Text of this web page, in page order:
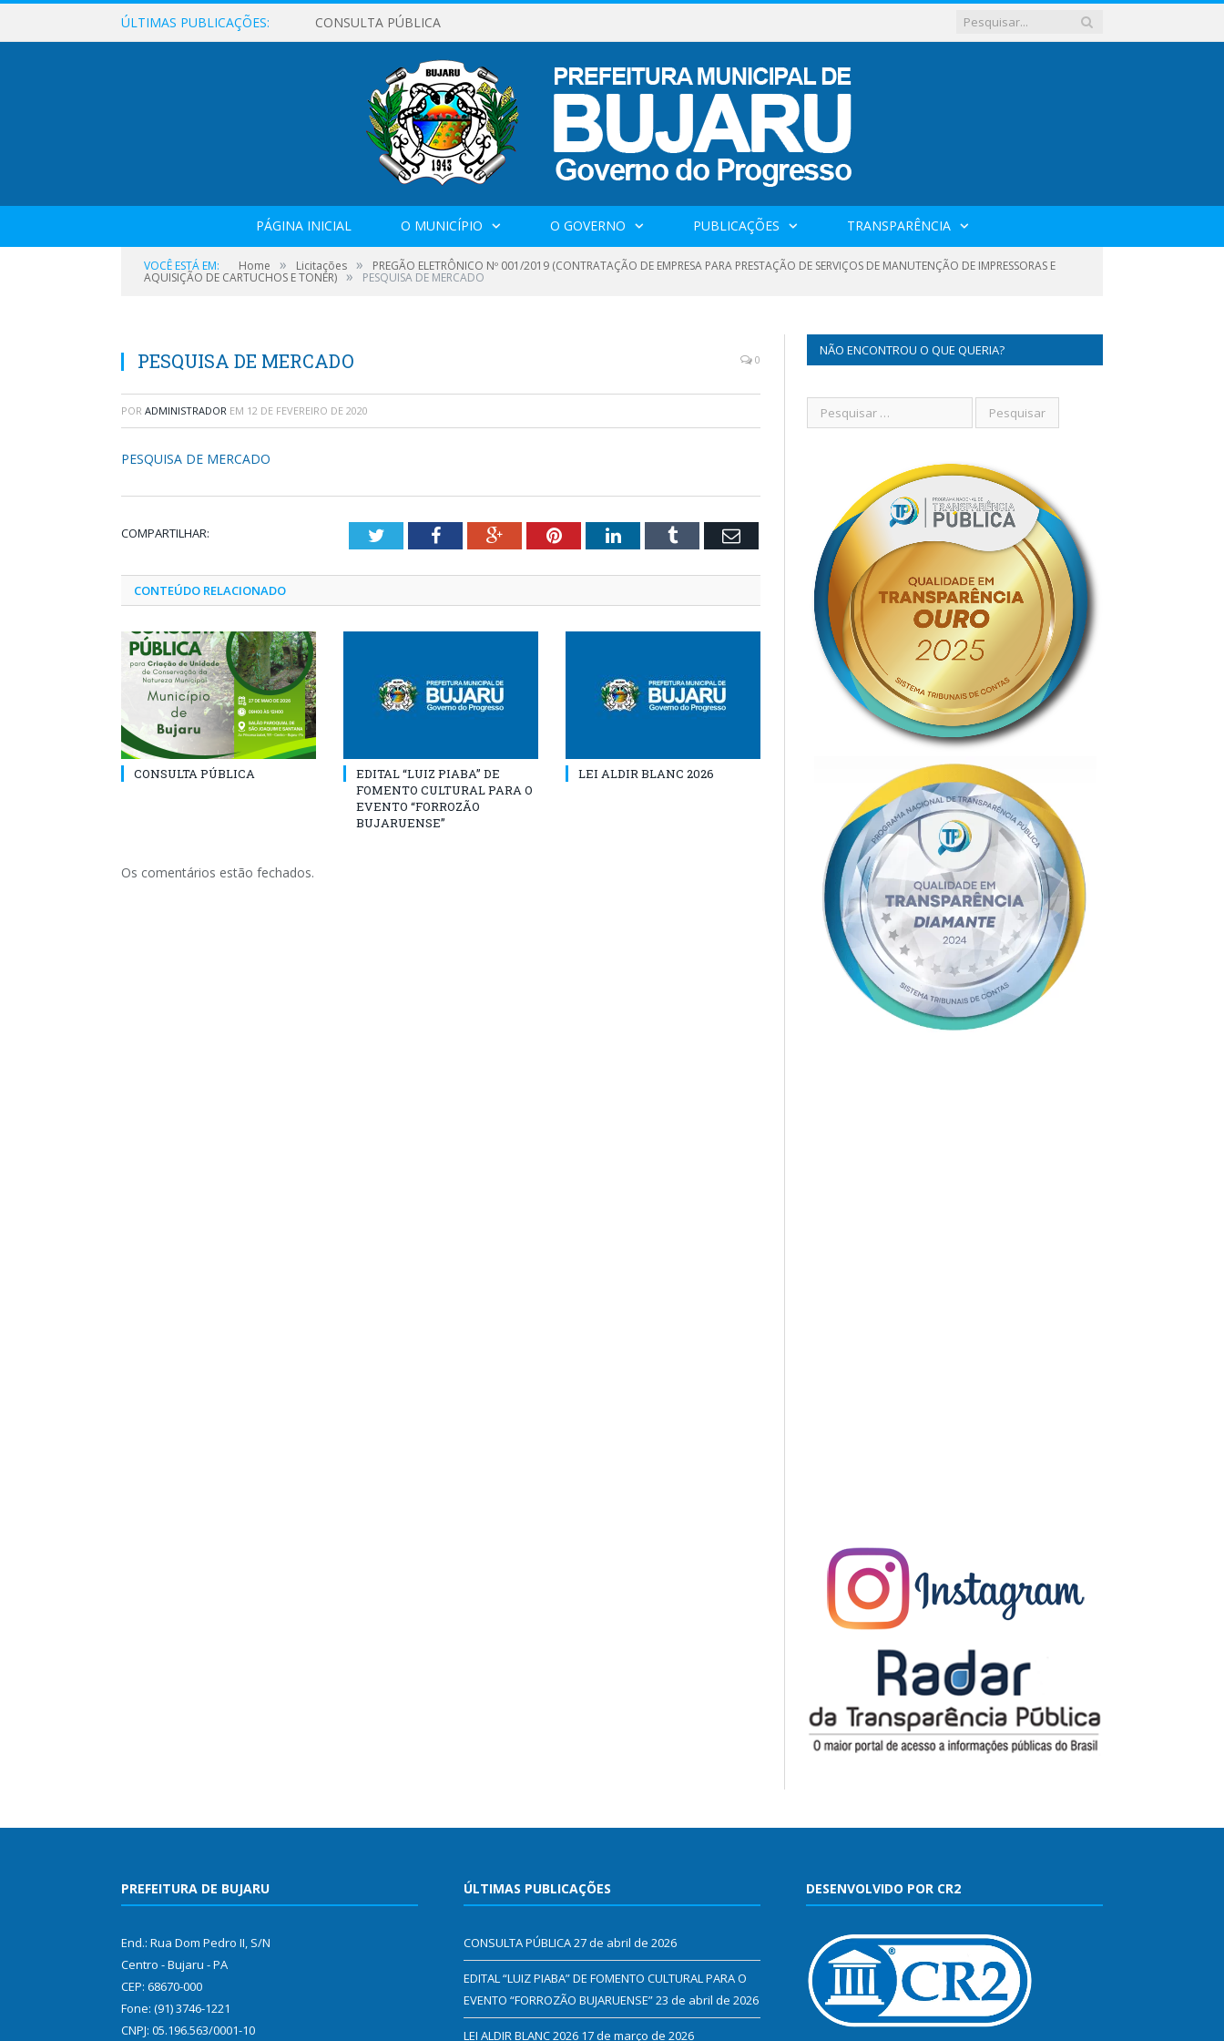
ÚLTIMAS PUBLICAÇÕES: CONSULTA PÚBLICA
PÁGINA INICIAL O MUNICÍPIO O GOVERNO PUBLICAÇÕES TRANSPARÊNCIA
VOCÊ ESTÁ EM: Home » Licitações » PREGÃO ELETRÔNICO Nº 001/2019 (CONTRATAÇÃO DE EMPRESA PARA PRESTAÇÃO DE SERVIÇOS DE MANUTENÇÃO DE IMPRESSORAS E
AQUISIÇÃO DE CARTUCHOS E TONER) » PESQUISA DE MERCADO
PESQUISA DE MERCADO 0
POR ADMINISTRADOR EM 12 DE FEVEREIRO DE 2020
PESQUISA DE MERCADO
COMPARTILHAR: TwitterFacebookGoogle+PinterestLinkedInTumblr Email
CONTEÚDO RELACIONADO
CONSULTA PÚBLICA
EDITAL “LUIZ PIABA” DE
FOMENTO CULTURAL PARA O
EVENTO “FORROZÃO
BUJARUENSE”
LEI ALDIR BLANC 2026
Os comentários estão fechados.
NÃO ENCONTROU O QUE QUERIA?
PREFEITURA DE BUJARU
End.: Rua Dom Pedro II, S/N
Centro - Bujaru - PA
CEP: 68670-000
Fone: (91) 3746-1221
CNPJ: 05.196.563/0001-10
ÚLTIMAS PUBLICAÇÕES
CONSULTA PÚBLICA27 de abril de 2026
EDITAL “LUIZ PIABA” DE FOMENTO CULTURAL PARA O
EVENTO “FORROZÃO BUJARUENSE”23 de abril de 2026
LEI ALDIR BLANC 2026 17 de março de 2026
DESENVOLVIDO POR CR2